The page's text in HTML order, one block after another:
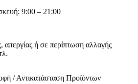
9:00 – 21:00
απεργίας ή σε περίπτωση αλλαγής
/ Αντικατάσταση Προϊόντων